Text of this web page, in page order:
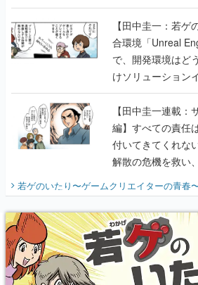
のいたり】
【田中圭一：若
合環境「Unreal
で、開発環境はど
けソリューション
に行って、より理
【田中圭一連載：
編】すべての責任
付いてきてくれな
解散の危機を救い
開く。業界の快男
『少年ジャンプ』
り】
若ゲのいたり〜ゲームクリエイターの青春